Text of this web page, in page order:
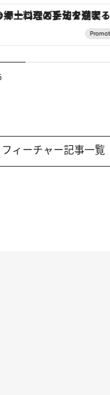
ァーシーズ・オートマティック」。旅愛好家のお気に入りコレクションから、ジェンダーレスな新作が登場
フィーチャー記事一覧